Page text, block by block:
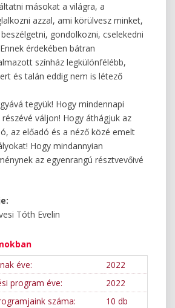
másokat a világra, a
azzal, ami körülvesz minket,
gondolkozni, cselekedni
érdekében bátran
színház legkülönfélébb,
és talán eddig nem is létező
tegyük! Hogy mindennapi
váljon! Hogy áthágjuk az
az előadó és a néző közé emelt
Hogy mindannyian
az egyenrangú résztvevőivé
Tóth Evelin
éve:
2022
program éve:
2022
száma:
10 db